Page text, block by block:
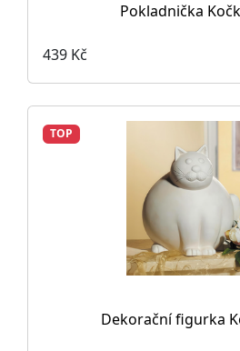
Pokladnička
439 Kč
TOP
Dekorační figurka